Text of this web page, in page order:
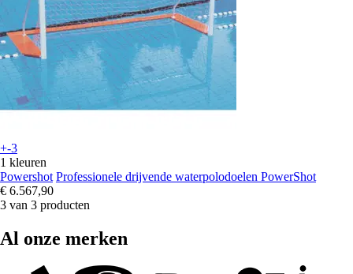
+-3
1 kleuren
Powershot Professionele drijvende waterpolodoelen PowerShot
€ 6.567,90
3 van 3 producten
Al onze merken